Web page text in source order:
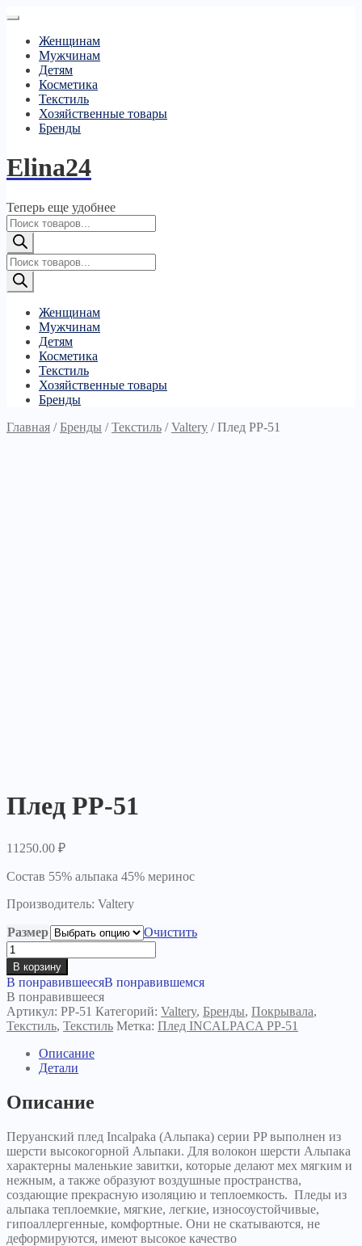
Женщинам
Мужчинам
Детям
Косметика
Текстиль
Хозяйственные товары
Бренды
Elina24
Теперь еще удобнее
Поиск
товаров
Поиск
товаров
Женщинам
Мужчинам
Детям
Косметика
Текстиль
Хозяйственные товары
Бренды
Главная /Бренды /Текстиль /Valtery /Плед PP-51
Плед PP-51
11250.00 ₽
Состав 55% альпака 45% меринос
Производитель: Valtery
Размер
Очистить
Количество
товара
Плед
PP-
51
В корзину
В понравившеесяВ понравившемся
В понравившееся
Артикул: PP-51 Категорий: Valtery, Бренды, Покрывала,
Текстиль, Текстиль Метка: Плед INCALPACA PP-51
Описание
Детали
Описание
Перуанский плед Incalpaka (Альпака) серии PP выполнен из
шерсти высокогорной Альпаки. Для волокон шерсти Альпака
характерны маленькие завитки, которые делают мех мягким и
нежным, а также образуют воздушные пространства,
создающие прекрасную изоляцию и теплоемкость. Пледы из
альпака теплоемкие, мягкие, легкие, износоустойчивые,
гипоаллергенные, комфортные. Они не скатываются, не
деформируются, имеют высокое качество